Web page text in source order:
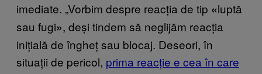
imediate. „Vorbim despre reacția de tip «luptă
sau fugi», deși tindem să neglijăm reacția
inițială de îngheț sau blocaj. Deseori, în
situații de pericol, prima reacție e cea în care